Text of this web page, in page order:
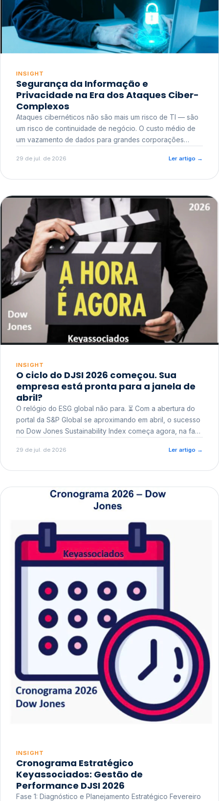
INSIGHT
Segurança da Informação e
Privacidade na Era dos Ataques Ciber-
Complexos
Ataques cibernéticos não são mais um risco de TI — são
um risco de continuidade de negócio. O custo médio de
um vazamento de dados para grandes corporações
reputacional e o risco regulatório junto a órgãos como a
29 de jul. de 2026 Ler artigo →
INSIGHT
O ciclo do DJSI 2026 começou. Sua
empresa está pronta para a janela de
abril?
O relógio do ESG global não para. ⏳ Com a abertura do
portal da S&P Global se aproximando em abril, o sucesso
no Dow Jones Sustainability Index começa agora, na fase
29 de jul. de 2026 Ler artigo →
INSIGHT
Cronograma Estratégico
Keyassociados: Gestão de
Performance DJSI 2026
Fase 1: Diagnóstico e Planejamento Estratégico Fevereiro